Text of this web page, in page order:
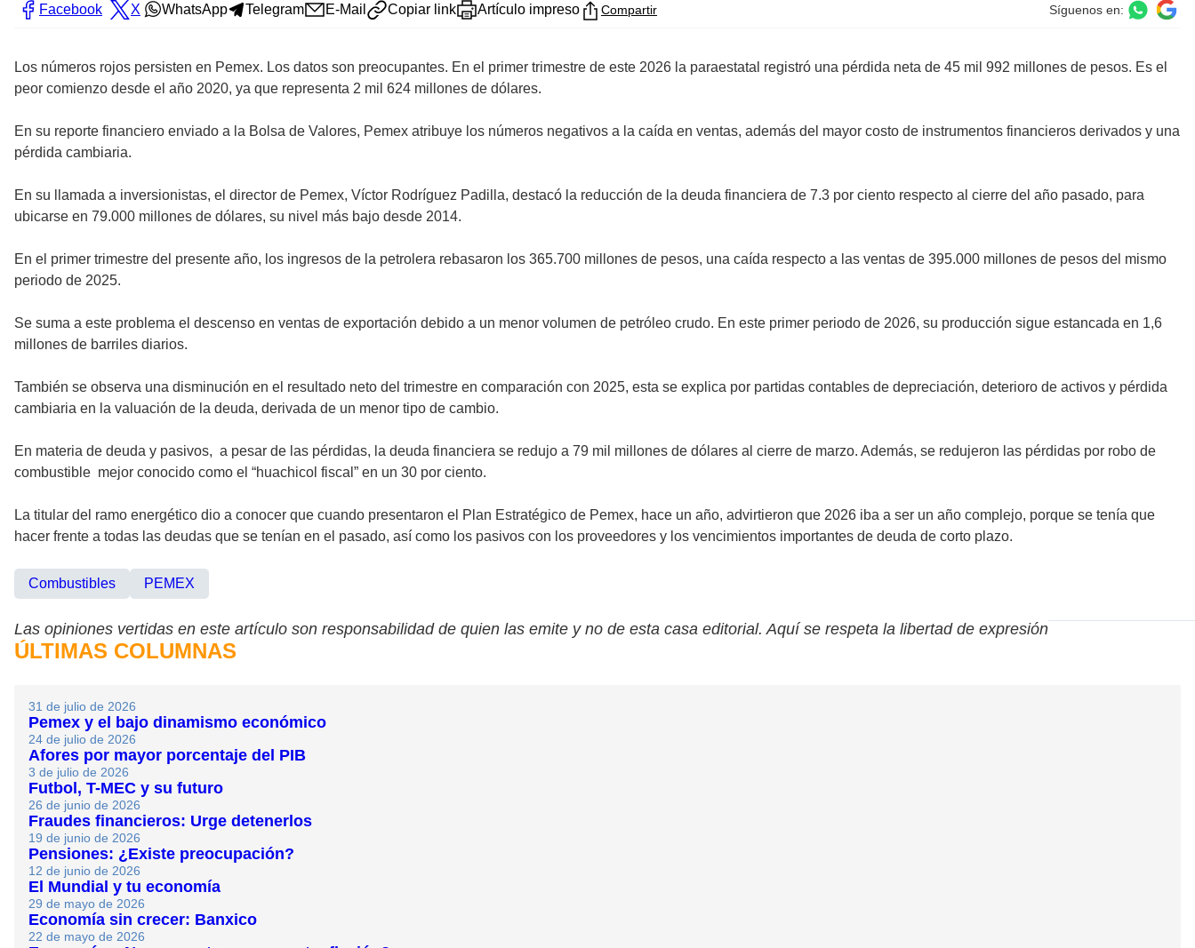
Facebook X WhatsApp Telegram E-Mail Copiar link Artículo impreso Compartir Síguenos en:
Los números rojos persisten en Pemex. Los datos son preocupantes. En el primer trimestre de este 2026 la paraestatal registró una pérdida neta de 45 mil 992 millones de pesos. Es el
peor comienzo desde el año 2020, ya que representa 2 mil 624 millones de dólares.
En su reporte financiero enviado a la Bolsa de Valores, Pemex atribuye los números negativos a la caída en ventas, además del mayor costo de instrumentos financieros derivados y una
pérdida cambiaria.
En su llamada a inversionistas, el director de Pemex, Víctor Rodríguez Padilla, destacó la reducción de la deuda financiera de 7.3 por ciento respecto al cierre del año pasado, para
ubicarse en 79.000 millones de dólares, su nivel más bajo desde 2014.
En el primer trimestre del presente año, los ingresos de la petrolera rebasaron los 365.700 millones de pesos, una caída respecto a las ventas de 395.000 millones de pesos del mismo
periodo de 2025.
Se suma a este problema el descenso en ventas de exportación debido a un menor volumen de petróleo crudo. En este primer periodo de 2026, su producción sigue estancada en 1,6
millones de barriles diarios.
También se observa una disminución en el resultado neto del trimestre en comparación con 2025, esta se explica por partidas contables de depreciación, deterioro de activos y pérdida
cambiaria en la valuación de la deuda, derivada de un menor tipo de cambio.
En materia de deuda y pasivos, a pesar de las pérdidas, la deuda financiera se redujo a 79 mil millones de dólares al cierre de marzo. Además, se redujeron las pérdidas por robo de
combustible mejor conocido como el “huachicol fiscal” en un 30 por ciento.
La titular del ramo energético dio a conocer que cuando presentaron el Plan Estratégico de Pemex, hace un año, advirtieron que 2026 iba a ser un año complejo, porque se tenía que
hacer frente a todas las deudas que se tenían en el pasado, así como los pasivos con los proveedores y los vencimientos importantes de deuda de corto plazo.
Combustibles PEMEX
Las opiniones vertidas en este artículo son responsabilidad de quien las emite y no de esta casa editorial. Aquí se respeta la libertad de expresión
ÚLTIMAS COLUMNAS
31 de julio de 2026
Pemex y el bajo dinamismo económico
24 de julio de 2026
Afores por mayor porcentaje del PIB
3 de julio de 2026
Futbol, T-MEC y su futuro
26 de junio de 2026
Fraudes financieros: Urge detenerlos
19 de junio de 2026
Pensiones: ¿Existe preocupación?
12 de junio de 2026
El Mundial y tu economía
29 de mayo de 2026
Economía sin crecer: Banxico
22 de mayo de 2026